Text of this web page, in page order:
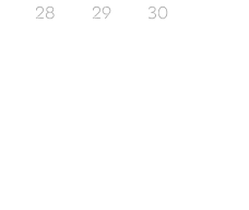
28 29
30